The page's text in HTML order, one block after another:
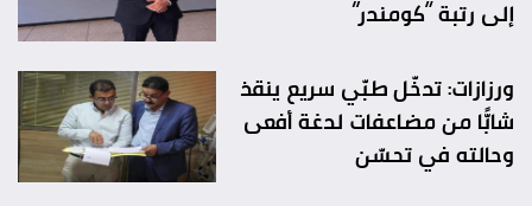
إلى رتبة “كومندر”
ورزازات: تدخّل طبّي سريع ينقذ
شابًّا من مضاعفات لدغة أفعى
وحالته في تحسّن